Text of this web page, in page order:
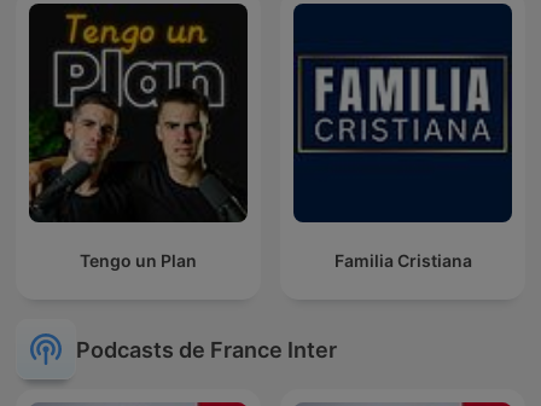
Tengo un Plan Familia Cristiana
Podcasts de France Inter